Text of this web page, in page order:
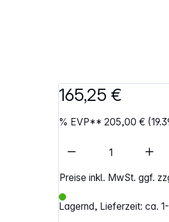
165,25 €
% EVP**205,00 €
Preise inkl. MwSt. ggf.
Lagernd, Lieferzeit: ca.
Artikel Anzahl: